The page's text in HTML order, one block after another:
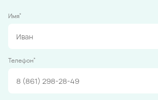
Имя*
Телефон*